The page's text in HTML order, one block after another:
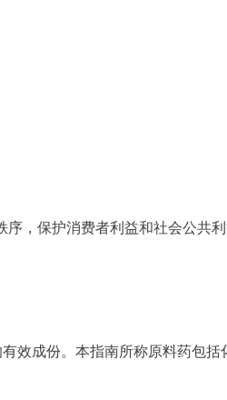
，保护消费者利益和社会公共
效成份。本指南所称原料药包括